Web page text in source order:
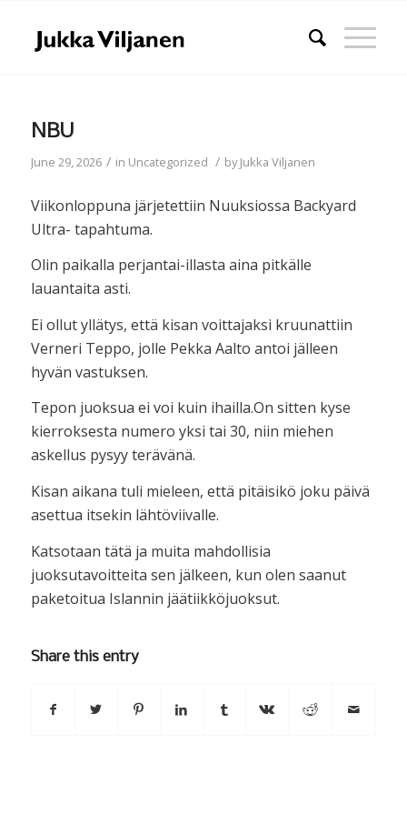
NBU
June 29, 2026 / in Uncategorized / byJukka Viljanen
Viikonloppuna järjetettiin Nuuksiossa Backyard
Ultra- tapahtuma.
Olin paikalla perjantai-illasta aina pitkälle
lauantaita asti.
Ei ollut yllätys, että kisan voittajaksi kruunattiin
Verneri Teppo, jolle Pekka Aalto antoi jälleen
hyvän vastuksen.
Tepon juoksua ei voi kuin ihailla.On sitten kyse
kierroksesta numero yksi tai 30, niin miehen
askellus pysyy terävänä.
Kisan aikana tuli mieleen, että pitäisikö joku päivä
asettua itsekin lähtöviivalle.
Katsotaan tätä ja muita mahdollisia
juoksutavoitteita sen jälkeen, kun olen saanut
paketoitua Islannin jäätiikköjuoksut.
Share this entry